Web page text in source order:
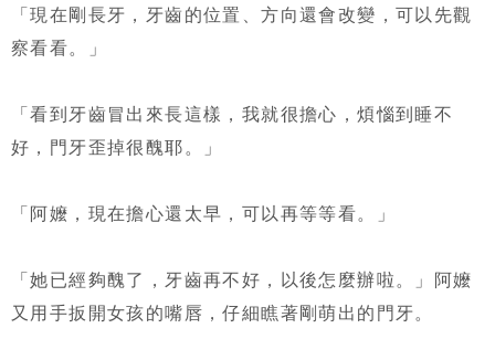
「現在剛長牙，牙齒的位置、方向還會改變，可以先觀
察看看。」
「看到牙齒冒出來長這樣，我就很擔心，煩惱到睡不
好，門牙歪掉很醜耶。」
「阿嬤，現在擔心還太早，可以再等等看。」
「她已經夠醜了，牙齒再不好，以後怎麼辦啦。」阿嬤
又用手扳開女孩的嘴唇，仔細瞧著剛萌出的門牙。